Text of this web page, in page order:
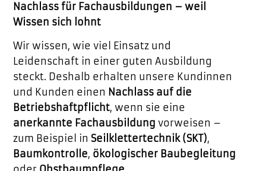
Nachlass für Fachausbildungen – weil
Wissen sich lohnt
Wir wissen, wie viel Einsatz und
Leidenschaft in einer guten Ausbildung
steckt. Deshalb erhalten unsere Kundinnen
und Kunden einen Nachlass auf die
Betriebshaftpflicht, wenn sie eine
anerkannte Fachausbildung vorweisen –
zum Beispiel inSeilklettertechnik (SKT),
Baumkontrolle, ökologischer Baubegleitung